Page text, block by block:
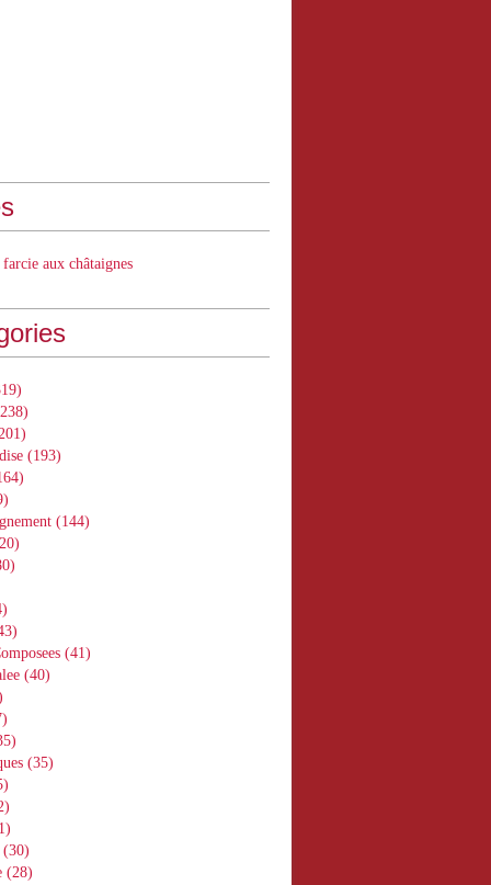
aux châtaignes
(193)
(144)
(41)
(40)
(35)
(30)
(28)